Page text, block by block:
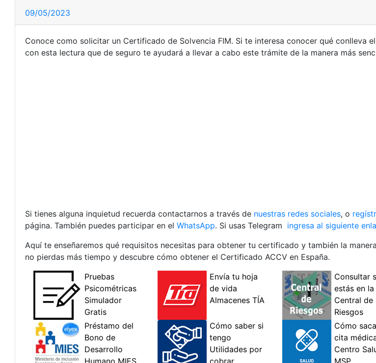
09/05/2023
Conoce como solicitar un Certificado de Solvencia FIM. Si te interesa conocer qué conlleva
con esta lectura que de seguro te ayudará a llevar a cabo este trámite de la manera más
Si tienes alguna inquietud recuerda contactarnos a través de nuestras redes sociales, o
página. También puedes participar en el WhatsApp. Si usas Telegram ingresa al siguiente
Aquí te enseñaremos qué requisitos necesitas para obtener tu certificado y también la
no pierdas más tiempo y descubre cómo obtener el Certificado ACCV en España.